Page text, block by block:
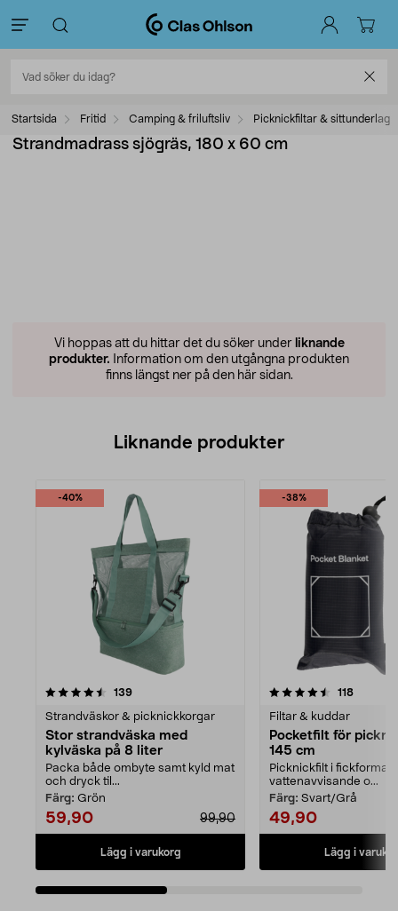
Startsida Fritid Camping & friluftsliv Picknickfiltar & sittunderlag
Strandmadrass sjögräs, 180 x 60 cm
Vi hoppas att du hittar det du söker under liknande
produkter. Information om den utgångna produkten
finns längst ner på den här sidan.
Liknande produkter
-40%
139recensioner
Strandväskor & picknickkorgar
Stor strandväska med
kylväska på 8 liter
Packa både ombyte samt kyld mat
och dryck til...
Färg: Grön
99,90
59,90
Lägg i varukorg
-38%
4.5av 5 stjärnor 118
Filtar & kuddar
Pocketfilt för
145 cm
Picknickfilt i fickformat
vattenavvisande o...
Färg: Svart/Grå
49,90
Lägg i
4.5av 5 stjärnor